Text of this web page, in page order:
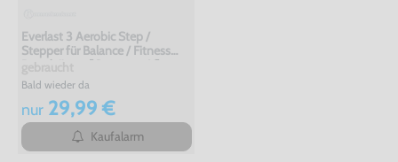
Everlast 3 Aerobic Step /
Stepper für Balance / Fitness
Board #grau [Company X]
Bald wieder da
nur29,99 €
Kaufalarm